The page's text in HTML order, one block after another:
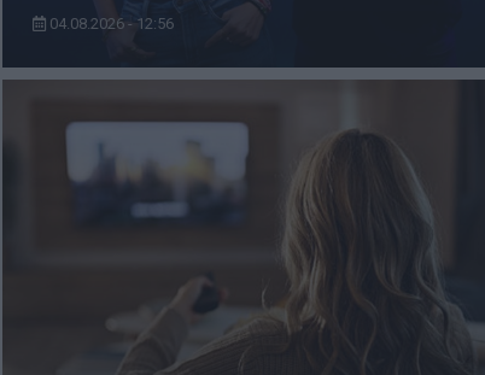
04.08.2026 - 12:56